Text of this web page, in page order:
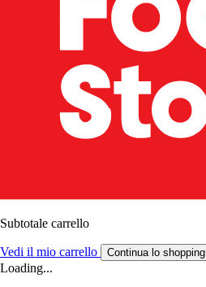
Subtotale carrello
Vedi il mio carrello Continua lo shopping
Loading...